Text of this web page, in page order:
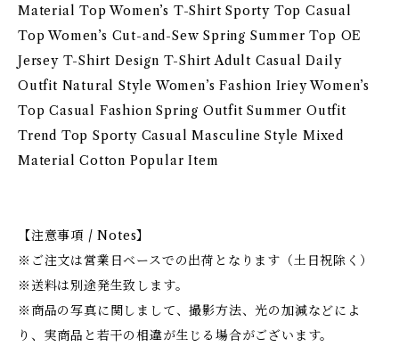
Material Top Women’s T-Shirt Sporty Top Casual
Top Women’s Cut-and-Sew Spring Summer Top OE
Jersey T-Shirt Design T-Shirt Adult Casual Daily
Outfit Natural Style Women’s Fashion Iriey Women’s
Top Casual Fashion Spring Outfit Summer Outfit
Trend Top Sporty Casual Masculine Style Mixed
Material Cotton Popular Item
【注意事項 / Notes】
※ご注文は営業日ベースでの出荷となります（土日祝除く）
※送料は別途発生致します。
※商品の写真に関しまして、撮影方法、光の加減などによ
り、実商品と若干の相違が生じる場合がございます。